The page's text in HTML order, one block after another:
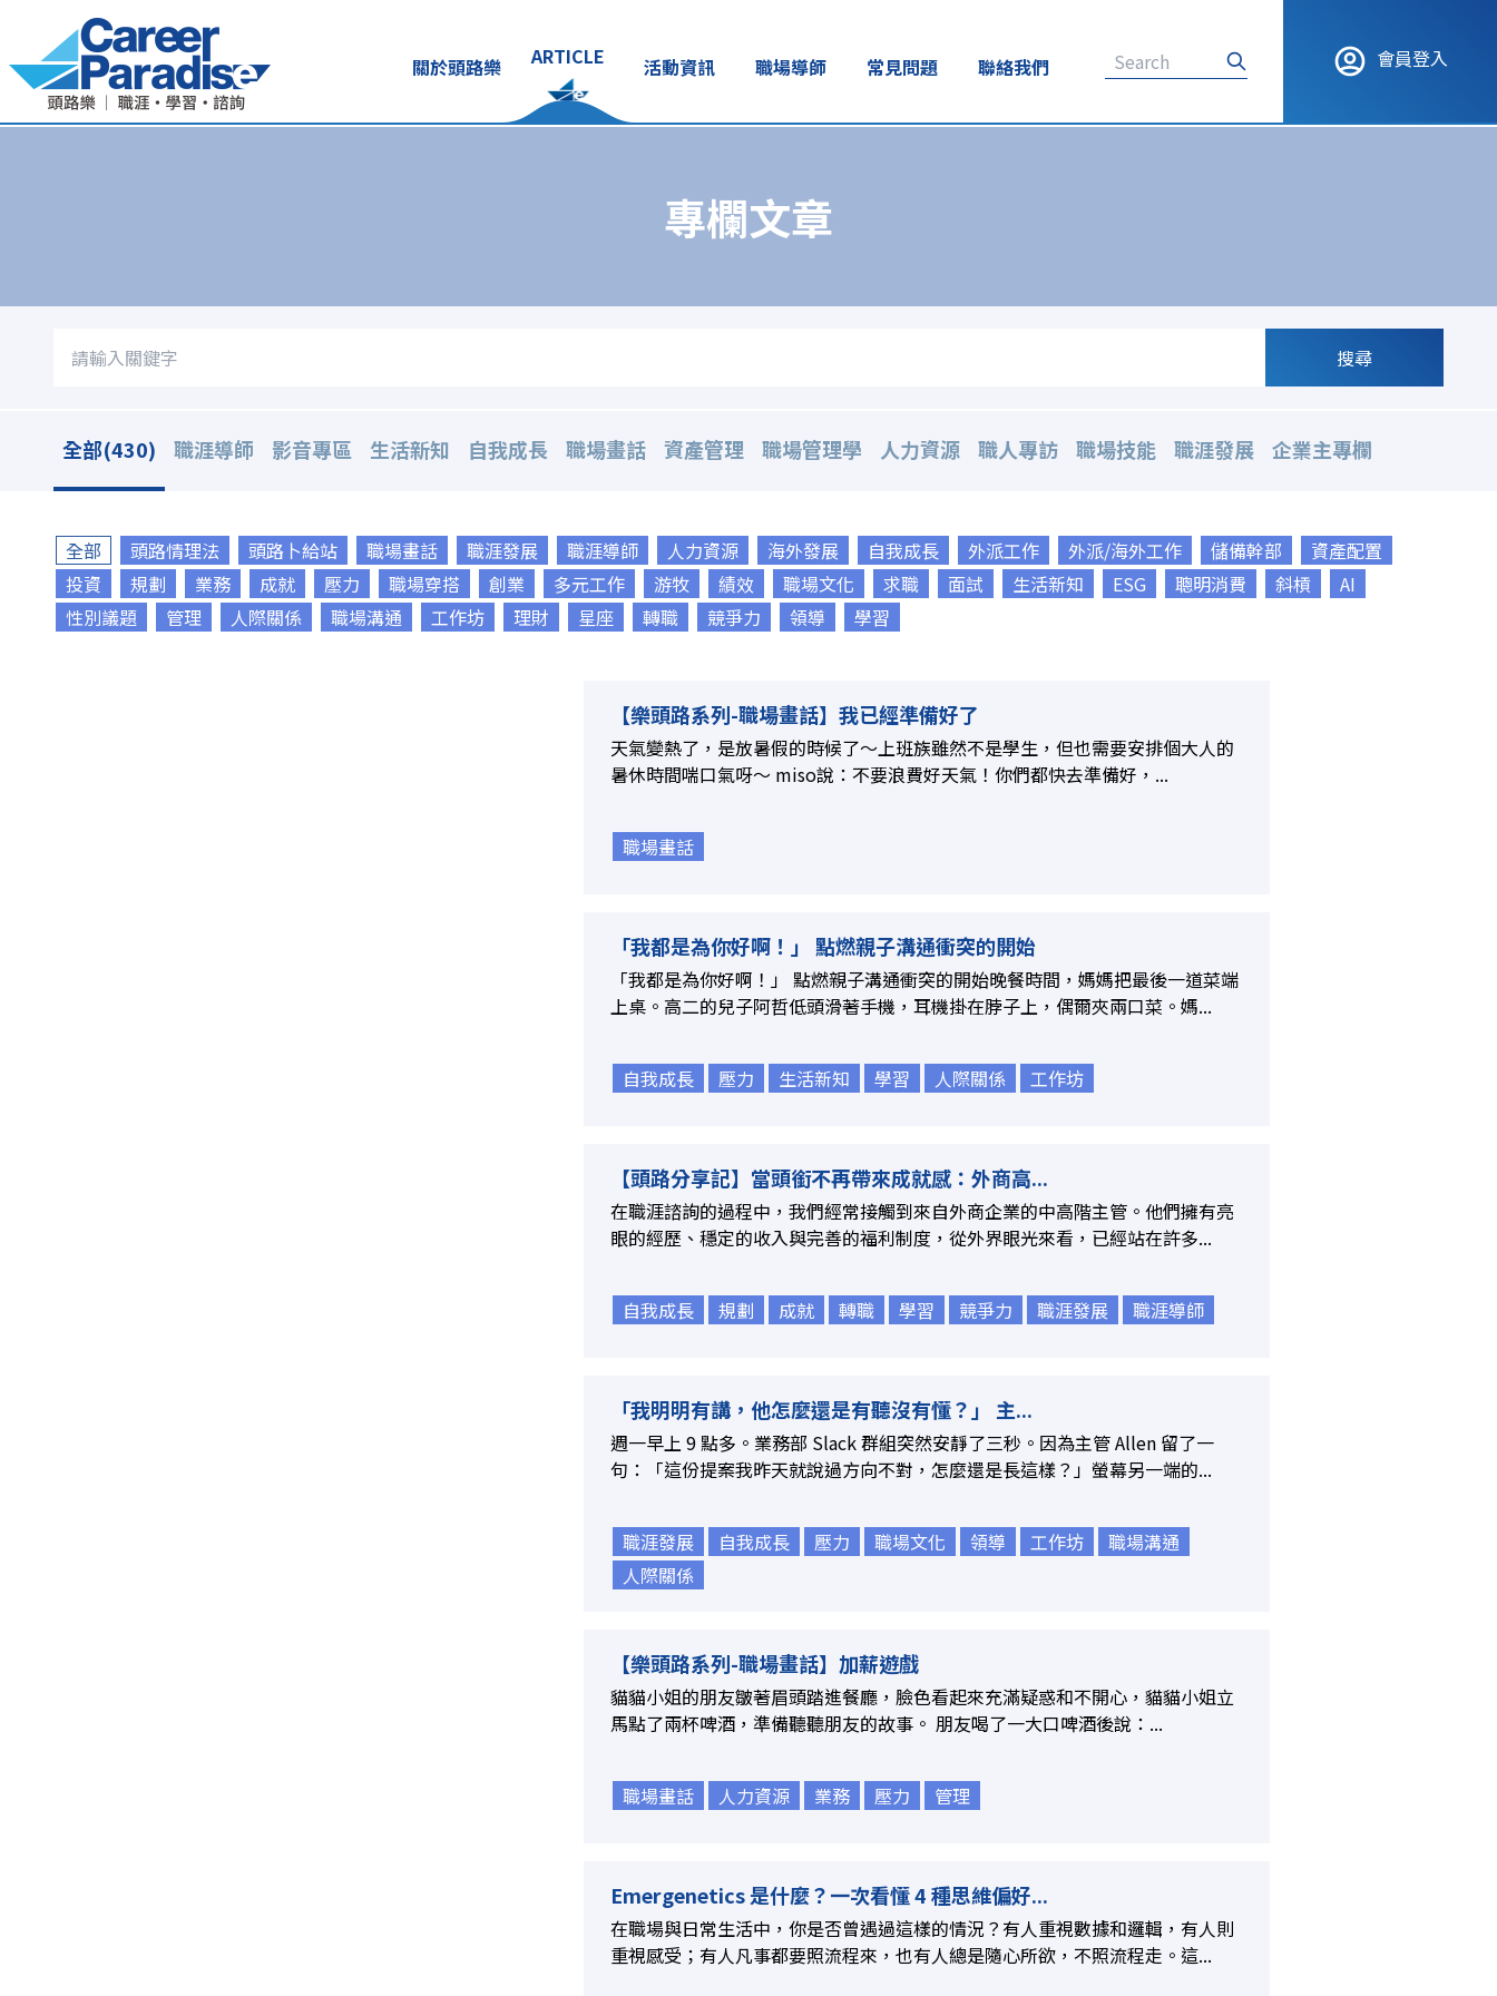
關於頭路樂 ARTICLE 活動資訊 職場導師 常見問題 聯絡我們 會員登入
專欄文章
搜尋
全部(430) 職涯導師 影音專區 生活新知 自我成長 職場畫話 資產管理 職場管理學 人力資源 職人專訪 職場技能 職涯發展 企業主專欄
全部 頭路情理法 頭路卜給站 職場畫話 職涯發展 職涯導師 人力資源 海外發展 自我成長 外派工作 外派/海外工作 儲備幹部
資產配置
投資
規劃 業務 成就 壓力 職場穿搭 創業 多元工作 游牧 績效 職場文化 求職 面試 生活新知 ESG 聰明消費 斜槓
AI
性別議題
管理 人際關係 職場溝通 工作坊 理財 星座 轉職 競爭力 領導 學習
【樂頭路系列-職場畫話】我已經準備好了
天氣變熱了，是放暑假的時候了～上班族雖然不是學生，但也需要安排個大人的
暑休時間喘口氣呀～ miso說：不要浪費好天氣！你們都快去準備好，...
職場畫話
「我都是為你好啊！」 點燃親子溝通衝突的開始
「我都是為你好啊！」 點燃親子溝通衝突的開始晚餐時間，媽媽把最後一道菜端
上桌。高二的兒子阿哲低頭滑著手機，耳機掛在脖子上，偶爾夾兩口菜。媽...
自我成長 壓力 生活新知 學習 人際關係 工作坊
【頭路分享記】當頭銜不再帶來成就感：外商高...
在職涯諮詢的過程中，我們經常接觸到來自外商企業的中高階主管。他們擁有亮
眼的經歷、穩定的收入與完善的福利制度，從外界眼光來看，已經站在許多...
自我成長 規劃 成就 轉職 學習 競爭力 職涯發展 職涯導師
「我明明有講，他怎麼還是有聽沒有懂？」 主...
週一早上 9 點多。業務部 Slack 群組突然安靜了三秒。因為主管 Allen 留了一
句：「這份提案我昨天就說過方向不對，怎麼還是長這樣？」螢幕另一端的...
職涯發展 自我成長 壓力 職場文化 領導 工作坊
職場溝通
人際關係
【樂頭路系列-職場畫話】加薪遊戲
貓貓小姐的朋友皺著眉頭踏進餐廳，臉色看起來充滿疑惑和不開心，貓貓小姐立
馬點了兩杯啤酒，準備聽聽朋友的故事。 朋友喝了一大口啤酒後說：...
職場畫話 人力資源 業務 壓力 管理
Emergenetics 是什麼？一次看懂 4 種思維偏好...
在職場與日常生活中，你是否曾遇過這樣的情況？有人重視數據和邏輯，有人則
重視感受；有人凡事都要照流程來，也有人總是隨心所欲，不照流程走。這...